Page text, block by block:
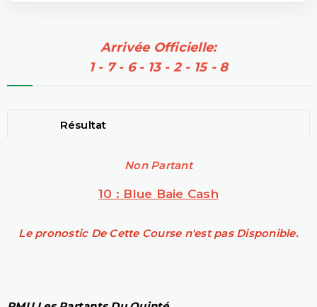
Arrivée Officielle:
1 - 7 - 6 - 13 - 2 - 15 - 8
Résultat
Non Partant
10 : Blue Baie Cash
Le pronostic De Cette Course n'est pas Disponible.